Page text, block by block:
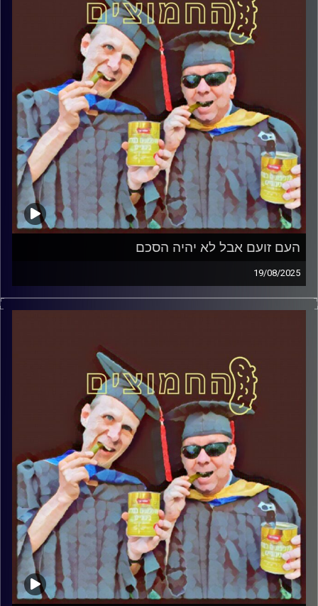
קרדיט תמונות:AudioVersity
העם זועם אבל לא יהיה הסכם
19/08/2025
המערכת הפוליטית על ספת הפסיכולוג, עם פרופסור בועז בן-
דוד ופרופסור גלעד הירשברגר
קרדיט תמונות:AudioVersity